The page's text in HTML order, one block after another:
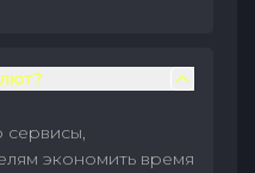
сервисы,
экономить время